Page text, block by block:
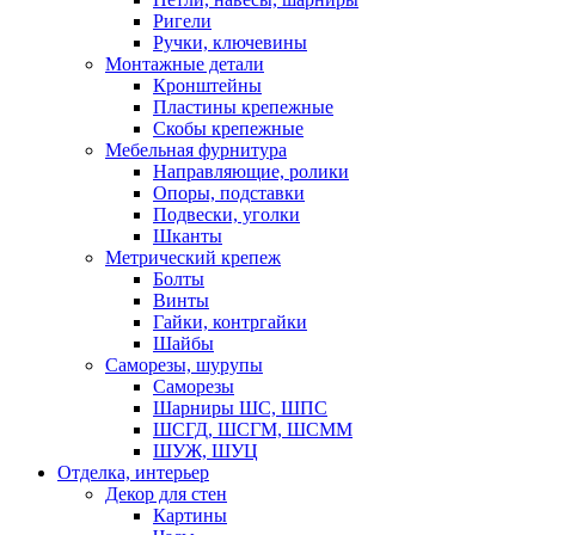
Ригели
Ручки, ключевины
Монтажные детали
Кронштейны
Пластины крепежные
Скобы крепежные
Мебельная фурнитура
Направляющие, ролики
Опоры, подставки
Подвески, уголки
Шканты
Метрический крепеж
Болты
Винты
Гайки, контргайки
Шайбы
Саморезы, шурупы
Саморезы
Шарниры ШС, ШПС
ШСГД, ШСГМ, ШСММ
ШУЖ, ШУЦ
Отделка, интерьер
Декор для стен
Картины